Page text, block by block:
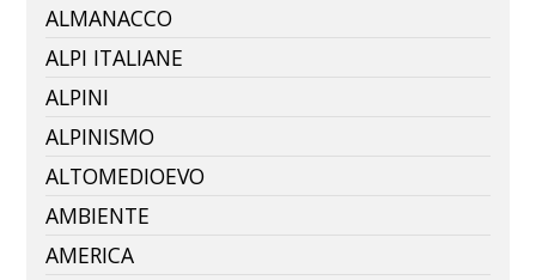
ALMANACCO
ALPI ITALIANE
ALPINI
ALPINISMO
ALTOMEDIOEVO
AMBIENTE
AMERICA